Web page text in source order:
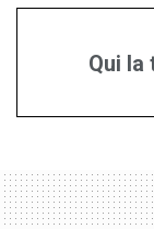
Qui la